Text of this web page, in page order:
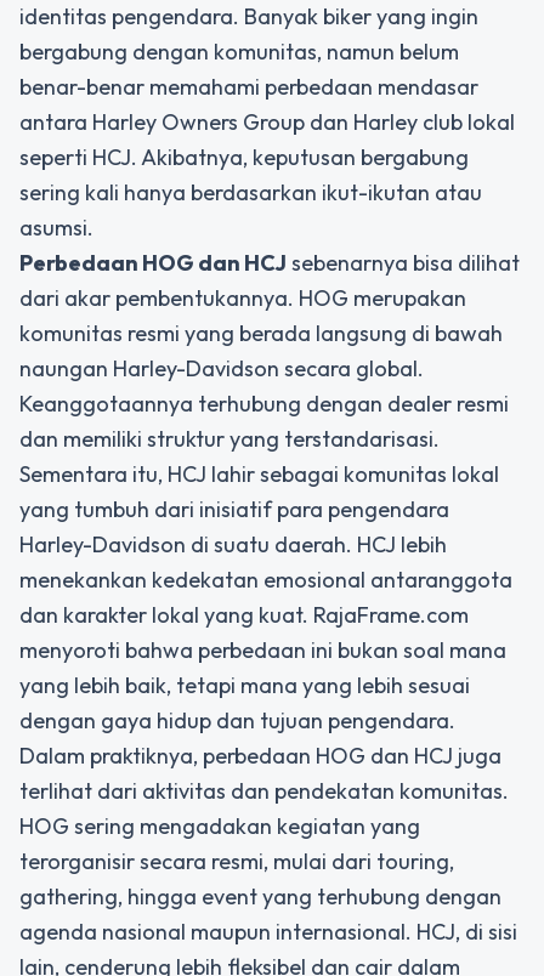
identitas pengendara. Banyak biker yang ingin
bergabung dengan komunitas, namun belum
benar-benar memahami perbedaan mendasar
antara Harley Owners Group dan Harley club lokal
seperti HCJ. Akibatnya, keputusan bergabung
sering kali hanya berdasarkan ikut-ikutan atau
asumsi.
Perbedaan HOG dan HCJ sebenarnya bisa dilihat
dari akar pembentukannya. HOG merupakan
komunitas resmi yang berada langsung di bawah
naungan Harley-Davidson secara global.
Keanggotaannya terhubung dengan dealer resmi
dan memiliki struktur yang terstandarisasi.
Sementara itu, HCJ lahir sebagai komunitas lokal
yang tumbuh dari inisiatif para pengendara
Harley-Davidson di suatu daerah. HCJ lebih
menekankan kedekatan emosional antaranggota
dan karakter lokal yang kuat. RajaFrame.com
menyoroti bahwa perbedaan ini bukan soal mana
yang lebih baik, tetapi mana yang lebih sesuai
dengan gaya hidup dan tujuan pengendara.
Dalam praktiknya, perbedaan HOG dan HCJ juga
terlihat dari aktivitas dan pendekatan komunitas.
HOG sering mengadakan kegiatan yang
terorganisir secara resmi, mulai dari touring,
gathering, hingga event yang terhubung dengan
agenda nasional maupun internasional. HCJ, di sisi
lain, cenderung lebih fleksibel dan cair dalam